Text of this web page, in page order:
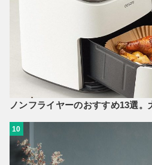
ノンフライヤーのおすすめ13選
10